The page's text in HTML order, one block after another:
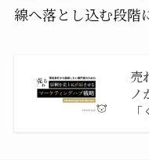
線へ落とし込む段階
売
ノ